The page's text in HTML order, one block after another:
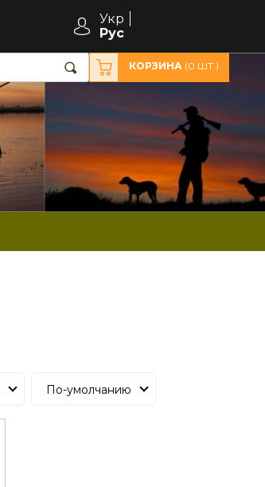
Укр
Рус
КОРЗИНА (0 ШТ.)
По-умолчанию